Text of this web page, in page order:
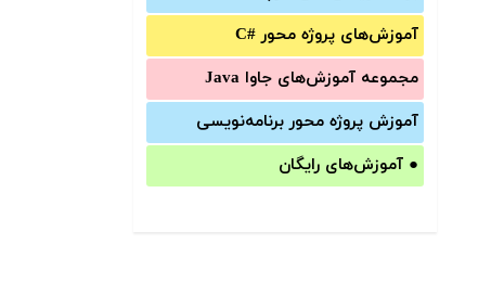
آموزش‌های پروژه محور #C
مجموعه آموزش‌های جاوا Java
آموزش‌ پروژه محور برنامه‌نویسی
● آموزش‌های رایگان